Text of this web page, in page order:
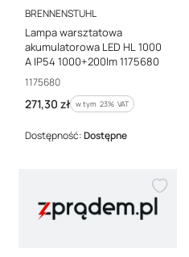
PRODUCENT
BRENNENSTUHL
Lampa warsztatowa
akumulatorowa LED HL 1000
A IP54 1000+200lm 1175680
Kod producenta
1175680
Cena brutto
271,30 zł w tym %s VAT
w tym 23% VAT
Dostępność:Dostępne